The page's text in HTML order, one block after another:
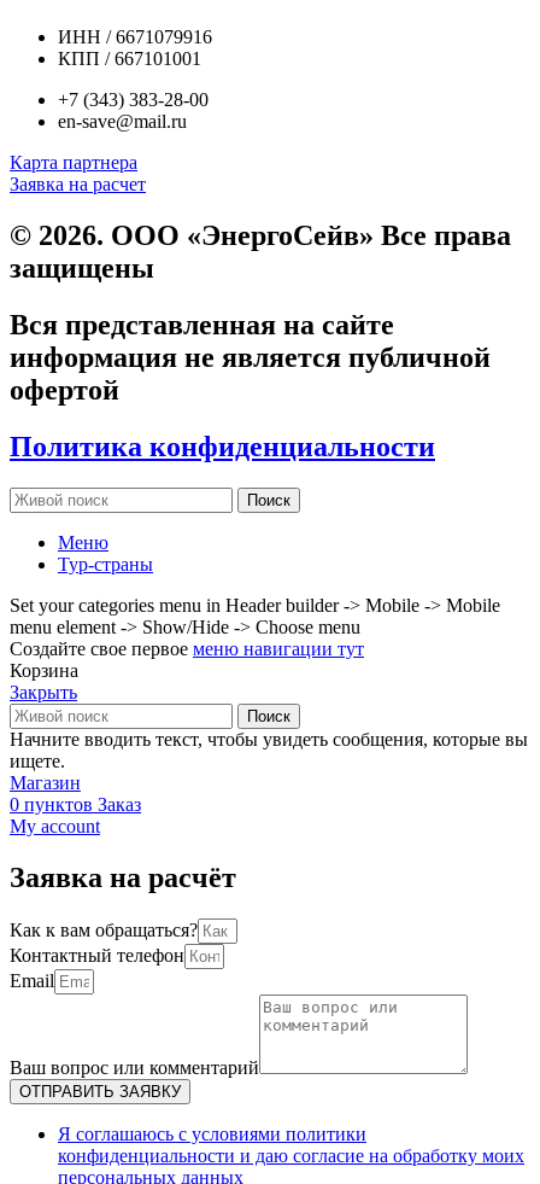
ИНН / 6671079916
КПП / 667101001
+7 (343) 383-28-00
en-save@mail.ru
Карта партнера
Заявка на расчет
© 2026. ООО «ЭнергоСейв» Все права
защищены
Вся представленная на сайте
информация не является публичной
офертой
Политика конфиденциальности
Поиск
Меню
Тур-страны
Set your categories menu in Header builder -> Mobile -> Mobile
menu element -> Show/Hide -> Choose menu
Создайте свое первое меню навигации тут
Корзина
Закрыть
Поиск
Начните вводить текст, чтобы увидеть сообщения, которые вы
ищете.
Магазин
0 пунктов Заказ
My account
Заявка на расчёт
Как к вам обращаться?
Контактный телефон
Email
Ваш вопрос или комментарий
ОТПРАВИТЬ ЗАЯВКУ
Я соглашаюсь с условиями политики
конфиденциальности и даю согласие на обработку моих
персональных данных